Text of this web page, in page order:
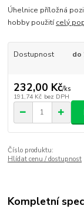
Úhelnice příložná
hobby použitícelý
Dostupnost do
232,00 Kč/ks
191,74 Kč bez DPH
Číslo produktu:
Hlídat cenu / dostupnost
Kompletní